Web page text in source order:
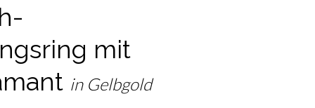
mit
in Gelbgold